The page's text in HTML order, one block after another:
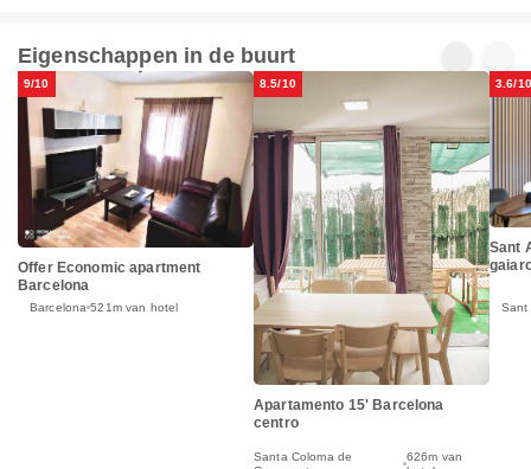
Eigenschappen in de buurt
9/10
Offer Economic apartment
Barcelona
Barcelona 521m van hotel
8.5/10
Apartamento 15' Barcelona
centro
Santa Coloma de
626m van
3.6/10
Sant
Sant